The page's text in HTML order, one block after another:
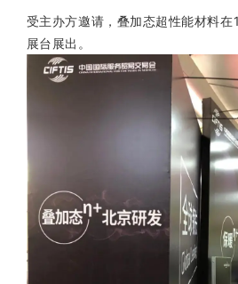
受主办方邀请，叠加态超性能材料
展台展出。